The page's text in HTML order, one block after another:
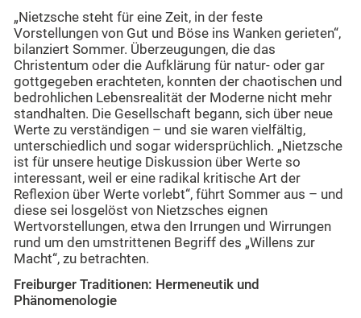
„Nietzsche steht für eine Zeit, in der feste
Vorstellungen von Gut und Böse ins Wanken gerieten“,
bilanziert Sommer. Überzeugungen, die das
Christentum oder die Aufklärung für natur- oder gar
gottgegeben erachteten, konnten der chaotischen und
bedrohlichen Lebensrealität der Moderne nicht mehr
standhalten. Die Gesellschaft begann, sich über neue
Werte zu verständigen – und sie waren vielfältig,
unterschiedlich und sogar widersprüchlich. „Nietzsche
ist für unsere heutige Diskussion über Werte so
interessant, weil er eine radikal kritische Art der
Reflexion über Werte vorlebt“, führt Sommer aus – und
diese sei losgelöst von Nietzsches eignen
Wertvorstellungen, etwa den Irrungen und Wirrungen
rund um den umstrittenen Begriff des „Willens zur
Macht“, zu betrachten.
Freiburger Traditionen: Hermeneutik und
Phänomenologie